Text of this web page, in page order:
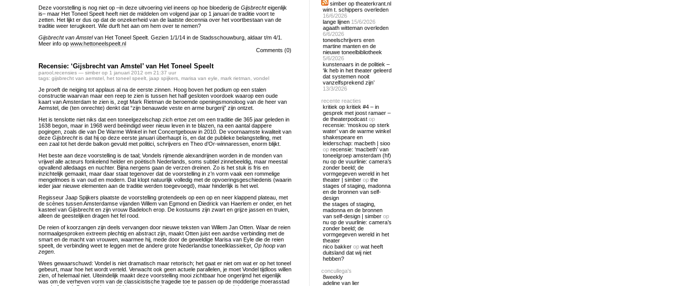
Deze voorstelling is nog niet op –in deze uitvoering viel ineens op hoe bloederig de Gijsbrechteigenlijk
is– maar Het Toneel Speelt heeft niet de middelen om volgend jaar op 1 januari de traditie voort te
zetten. Het lijkt er dus op dat de onzekerheid van de laatste decennia over het voortbestaan van de
traditie weer terugkeert. Wie durft het aan om hem over te nemen?
Gijsbrecht van Amstelvan Het Toneel Speelt. Gezien 1/1/14 in de Stadsschouwburg, aldaar t/m 4/1.
Meer info op www.hettoneelspeelt.nl
Comments (0)
Recensie: ‘Gijsbrecht van Amstel’ van Het Toneel Speelt
parool recensies — simber op 1 januari 2012 om 21:37 uur
tags: gijsbrecht van aemstel het toneel speelt jaap spijkers marisa van eyle mark rietman vondel
Je proeft de neiging tot applaus al na de eerste zinnen. Hoog boven het podium op een stalen
constructie waarvan maar een reep te zien is tussen het half gesloten voordoek waarop een oude
kaart van Amsterdam te zien is, zegt Mark Rietman de beroemde openingsmonoloog van de heer van
Aemstel, die (ten onrechte) denkt dat “zijn benauwde veste en arme burgerij” zijn ontzet.
Het is tenslotte niet niks dat een toneelgezelschap zich ertoe zet om een traditie die 365 jaar geleden in
1638 begon, maar in 1968 werd beëindigd weer nieuw leven in te blazen, na een aantal dappere
pogingen, zoals die van De Warme Winkel in het Concertgebouw in 2010. De voornaamste kwaliteit van
deze Gijsbrechtis dat hij op deze eerste januari überhaupt ís, en dat de publieke belangstelling, met
een zaal tot het derde balkon gevuld met politici, schrijvers en Theo d’Or-winnaressen, enorm blijkt.
Het beste aan deze voorstelling is de taal; Vondels rijmende alexandrijnen worden in de monden van
vrijwel alle acteurs fonkelend helder en poëtisch Nederlands, soms subtiel zinnebeeldig, maar meestal
opvallend alledaags en nuchter. Bijna nergens gaan de verzen dreinen. Zo is het stuk is fris en
inzichtelijk gemaakt, maar daar staat tegenover dat de voorstelling in z’n vorm vaak een rommelige
mengelmoes is van oud en modern. Dat klopt natuurlijk volledig met de opvoeringsgeschiedenis (waarin
ieder jaar nieuwe elementen aan de traditie werden toegevoegd), maar hinderlijk is het wel.
Regisseur Jaap Spijkers plaatste de voorstelling grotendeels op een op en neer klappend plateau, met
de scènes tussen Amsterdamse vijanden Willem van Egmond en Diedrick van Haerlem er onder, en het
kasteel van Gijsbrecht en zijn vrouw Badeloch erop. De kostuums zijn zwart en grijze jassen en truien,
alleen de geestelijken dragen het fel rood.
De reien of koorzangen zijn deels vervangen door nieuwe teksten van Willem Jan Otten. Waar de reien
normaalgesproken extreem plechtig en abstract zijn, maakt Otten juist een aardse verbinding met de
smart en de macht van vrouwen, waarmee hij, mede door de geweldige Marisa van Eyle die de reien
speelt, de verbinding weet te leggen met de andere grote Nederlandse toneelklassieker, Op hoop van
zegen
Wees gewaarschuwd: Vondel is niet dramatisch maar retorisch; het gaat er niet om wat er op het toneel
gebeurt, maar hoe het wordt verteld. Verwacht ook geen actuele parallelen, je moet Vondel tijdloos willen
zien, of helemaal niet. Uiteindelijk maakt deze voorstelling mooi zichtbaar hoe ongerijmd het eigenlijk
was om de verheven vorm van de classicistische tragedie toe te passen op de modderige moerasstad
simber op theaterkrant.nl
wim t. schippers overleden
16/6/2026
lange lijnen 15/6/2026
agaath witteman overleden
6/6/2026
toneelschrijvers eren
martine manten en de
nieuwe toneelbibliotheek
5/6/2026
kunstenaars in de politiek –
‘ik heb in het theater geleerd
dat systemen nooit
vanzelfsprekend zijn’
13/3/2026
recente reacties
kritiek op kritiek #4 – in
gesprek met joost ramaer –
de theaterpodcast op
recensie: ‘moskou op sterk
water’ van de warme winkel
shakespeare en
leiderschap: macbeth | sioo
op recensie: ‘macbeth’ van
toneelgroep amsterdam (hf)
nu op de vuurlinie: camera’s
zonder beeld; de
vormgegeven wereld in het
theater | simber op the
stages of staging, madonna
en de bronnen van self-
design
the stages of staging,
madonna en de bronnen
van self-design | simber op
nu op de vuurlinie: camera’s
zonder beeld; de
vormgegeven wereld in het
theater
nico bakker op wat heeft
duitsland dat wij niet
hebben?
concullega's
8weekly
adeline van lier